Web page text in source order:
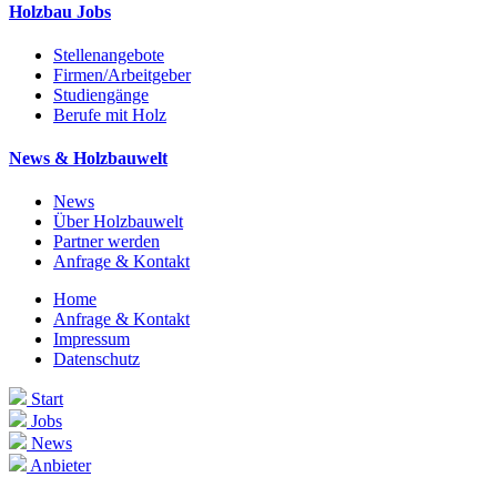
Holzbau Jobs
Stellenangebote
Firmen/Arbeitgeber
Studiengänge
Berufe mit Holz
News & Holzbauwelt
News
Über Holzbauwelt
Partner werden
Anfrage & Kontakt
Home
Anfrage & Kontakt
Impressum
Datenschutz
Start
Jobs
News
Anbieter